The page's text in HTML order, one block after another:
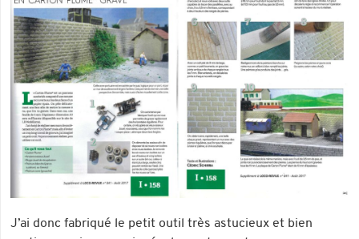
J’ai donc fabriqué le petit outil très astucieux et bien